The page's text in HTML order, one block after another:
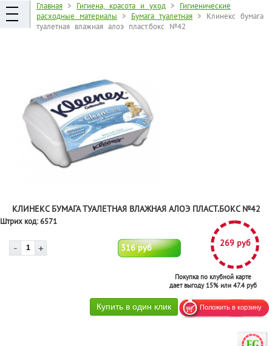
Главная > Гигиена, красота и уход > Гигиенические
расходные материалы > Бумага туалетная > Клинекс бумага
туалетная влажная алоэ пласт.бокс №42
КЛИНЕКС БУМАГА ТУАЛЕТНАЯ ВЛАЖНАЯ АЛОЭ ПЛАСТ.БОКС №42
Штрих код:6571
316 руб 269 руб
Покупка по клубной карте
дает выгоду 15% или 47.4 руб